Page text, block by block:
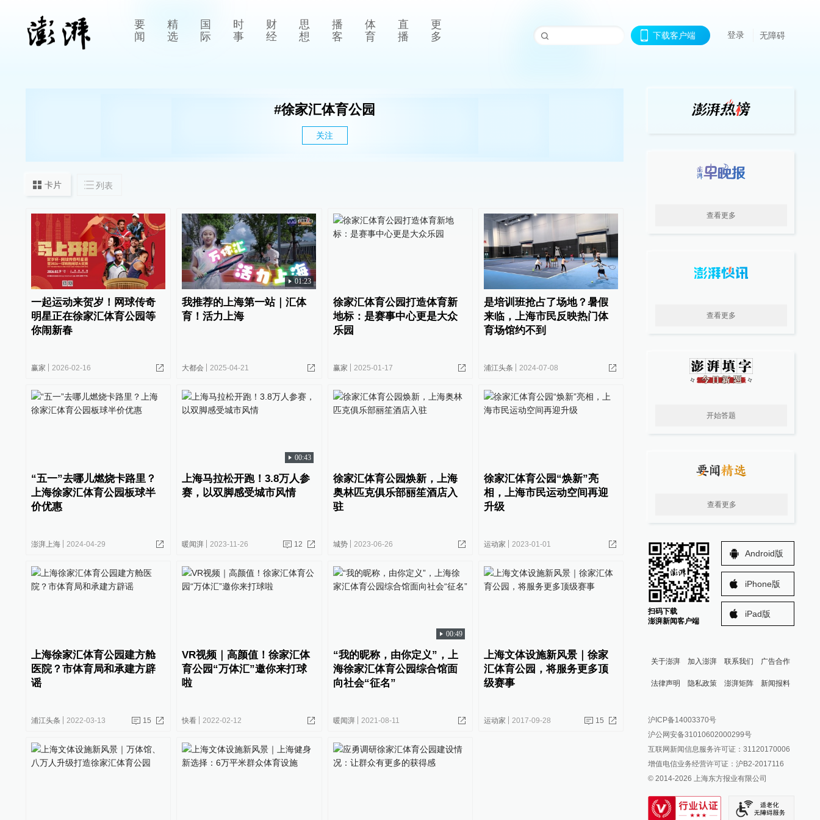
要
闻
精
选
国
际
时
事
财
经
思
想
播
客
体
育
直
播
更
多
下载客户端 登录 无障碍
#徐家汇体育公园
关注
卡片 列表
一起运动来贺岁！网球传奇
明星正在徐家汇体育公园等
你闹新春
赢家 2026-02-16
01:23
我推荐的上海第一站｜汇体
育！活力上海
大都会 2025-04-21
徐家汇体育公园打造体育新
地标：是赛事中心更是大众
乐园
赢家 2025-01-17
是培训班抢占了场地？暑假
来临，上海市民反映热门体
育场馆约不到
浦江头条 2024-07-08
“五一”去哪儿燃烧卡路里？
上海徐家汇体育公园板球半
价优惠
澎湃上海 2024-04-29
00:43
上海马拉松开跑！3.8万人参
赛，以双脚感受城市风情
暖闻湃 2023-11-26 12
徐家汇体育公园焕新，上海
奥林匹克俱乐部丽笙酒店入
驻
城势 2023-06-26
徐家汇体育公园“焕新”亮
相，上海市民运动空间再迎
升级
运动家 2023-01-01
上海徐家汇体育公园建方舱
医院？市体育局和承建方辟
谣
浦江头条 2022-03-13 15
VR视频｜高颜值！徐家汇体
育公园“万体汇”邀你来打球
啦
快看 2022-02-12
00:49
“我的昵称，由你定义”，上
海徐家汇体育公园综合馆面
向社会“征名”
暖闻湃 2021-08-11
上海文体设施新风景｜徐家
汇体育公园，将服务更多顶
级赛事
运动家 2017-09-28 15
查看更多
查看更多
开始答题
查看更多
扫码下载
澎湃新闻客户端
Android版
iPhone版
iPad版
关于澎湃 加入澎湃 联系我们 广告合作
法律声明 隐私政策 澎湃矩阵
澎湃新闻公众号
澎湃新闻抖音号
派生万物开放平台
IP SHANGHAI
SIXTH TONE
新闻报料
报料邮箱: news@thepaper.cn
沪ICP备14003370号
沪公网安备31010602000299号
互联网新闻信息服务许可证：31120170006
增值电信业务经营许可证：沪B2-2017116
© 2014-2026 上海东方报业有限公司